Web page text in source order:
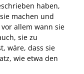
haben,
machen und
allem wann sie
sie zu
wäre, dass sie
wie etwa den